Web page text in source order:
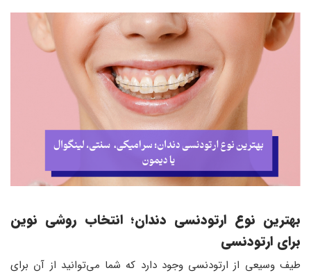
بهترین نوع ارتودنسی دندان؛ انتخاب روشی نوین
برای ارتودنسی
طیف وسیعی از ارتودنسی وجود دارد که شما می‌توانید از آن‌ برای